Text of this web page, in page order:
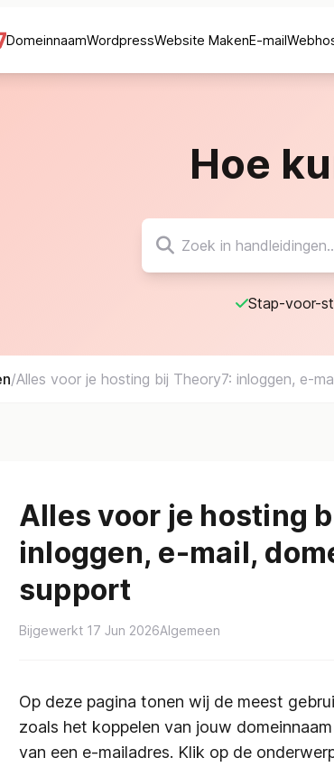
DomeinnaamWordpressWebsite MakenE-mail
Hoe
Stap-voor-
/Alles voor je hosting bij Theory7: inloggen, e-
Alles voor je hosting
inloggen, e-mail,
support
Bijgewerkt 17 Jun 2026Algemeen
Op deze pagina tonen wij de meest
zoals het koppelen van jouw
van een e-mailadres. Klik op de